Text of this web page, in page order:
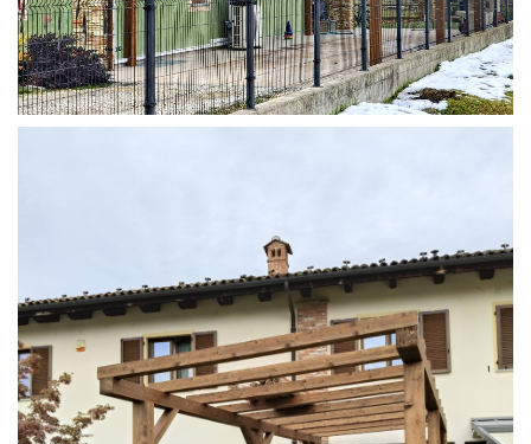
STRUTTURA ADDOSSATA IN LAMELLARE SU MISURA